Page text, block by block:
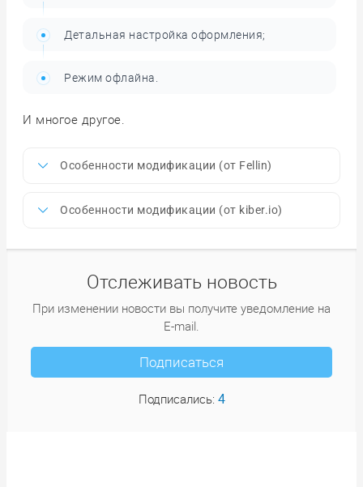
Детальная настройка оформления;
Режим офлайна.
И многое другое.
Особенности модификации (от Fellin)
Особенности модификации (от kiber.io)
Отслеживать новость
При изменении новости вы получите уведомление на
E-mail.
Подписаться
Подписались: 4